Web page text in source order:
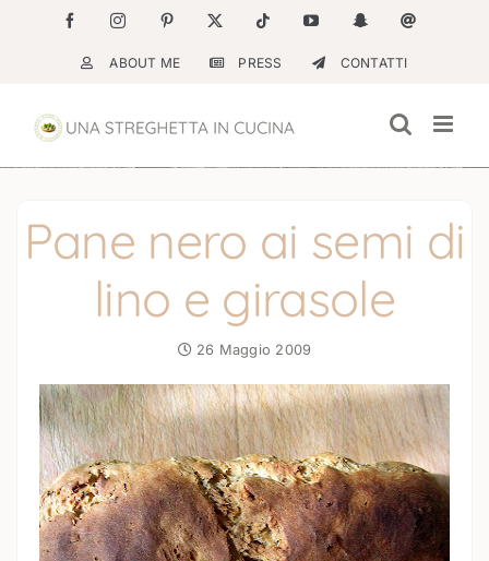
contenuto
FacebookInstagramPinterest Tiktok YouTubeSnapchatEmail
ABOUT ME PRESS CONTATTI
Pane nero ai semi di
lino e girasole
26 Maggio 2009